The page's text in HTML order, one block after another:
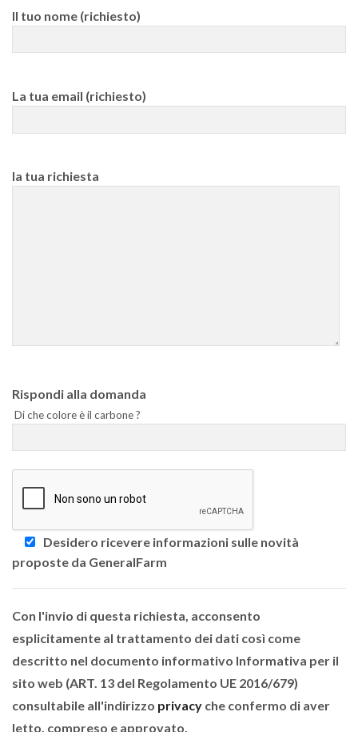
Il tuo nome (richiesto)
La tua email (richiesto)
la tua richiesta
Rispondi alla domanda
Di che colore è il carbone ?
Desidero ricevere informazioni sulle novità
proposte da GeneralFarm
Con l'invio di questa richiesta, acconsento
esplicitamente al trattamento dei dati così come
descritto nel documento informativo Informativa per il
sito web (ART. 13 del Regolamento UE 2016/679)
consultabile all'indirizzo privacy che confermo di aver
letto, compreso e approvato.